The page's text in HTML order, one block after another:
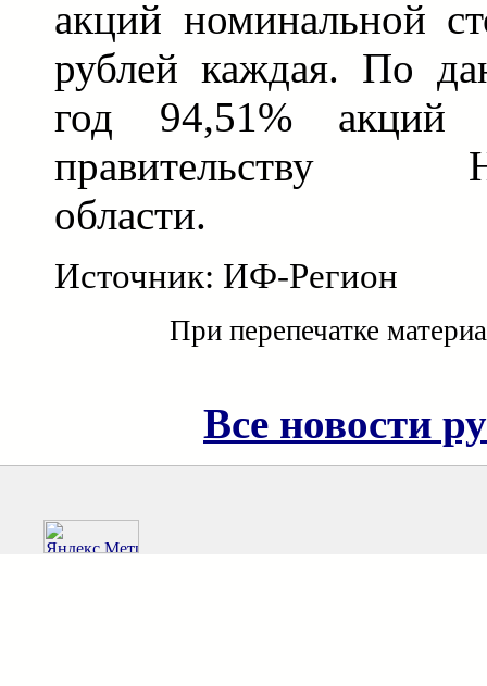
акций номинальной
рублей каждая. По
год 94,51% акций
правительству
области.
Источник: ИФ-Регион
При перепечатке
Все новости